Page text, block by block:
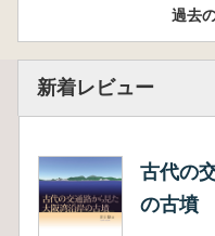
過去
新着レビュー
古代の
の古墳